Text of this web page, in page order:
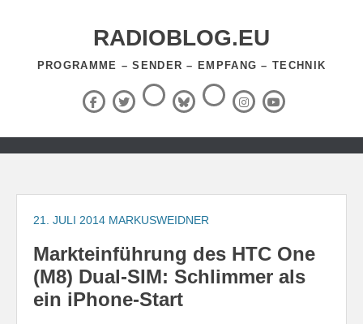
RADIOBLOG.EU
PROGRAMME – SENDER – EMPFANG – TECHNIK
Facebook
X
(Twitter)
ThreadsBlueSky
RSS-
Feed InstagramYouTube
Zum
springen
21. JULI 2014 MARKUSWEIDNER
Markteinführung des HTC One
(M8) Dual-SIM: Schlimmer als
ein iPhone-Start